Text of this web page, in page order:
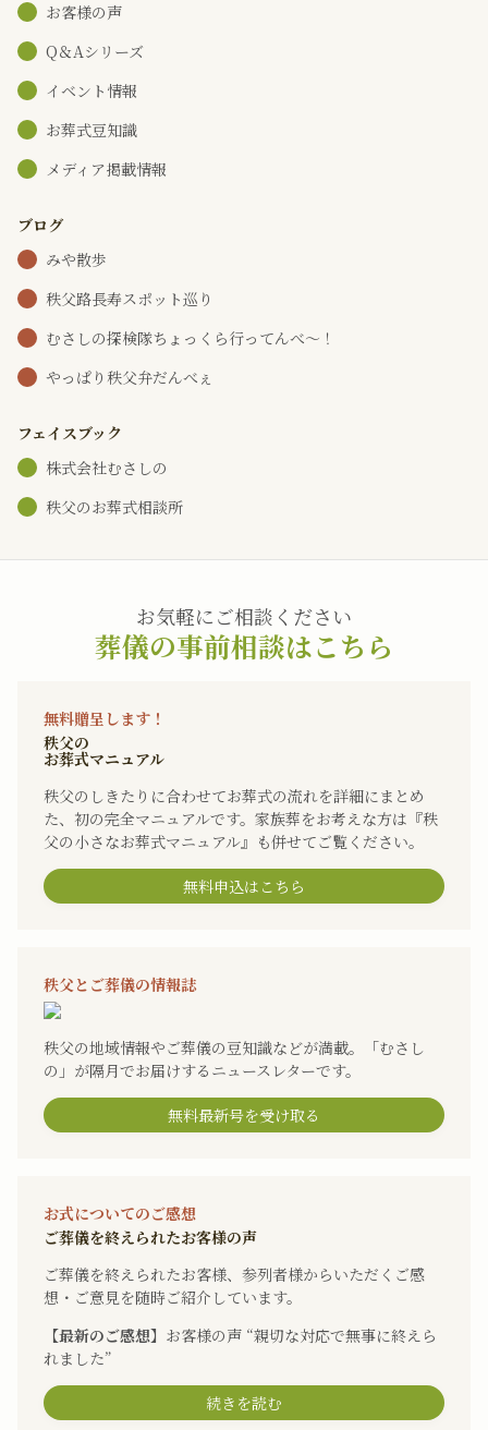
お客様の声
Q＆Aシリーズ
イベント情報
お葬式豆知識
メディア掲載情報
ブログ
みや散歩
秩父路長寿スポット巡り
むさしの探検隊ちょっくら行ってんべ～！
やっぱり秩父弁だんべぇ
フェイスブック
株式会社むさしの
秩父のお葬式相談所
お気軽にご相談ください
葬儀の事前相談はこちら
無料贈呈します！
秩父の
お葬式マニュアル
秩父のしきたりに合わせてお葬式の流れを詳細にまとめ
た、初の完全マニュアルです。家族葬をお考えな方は『秩
父の小さなお葬式マニュアル』も併せてご覧ください。
無料申込はこちら
秩父とご葬儀の情報誌
秩父の地域情報やご葬儀の豆知識などが満載。「むさし
の」が隔月でお届けするニュースレターです。
無料最新号を受け取る
お式についてのご感想
ご葬儀を終えられたお客様の声
ご葬儀を終えられたお客様、参列者様からいただくご感
想・ご意見を随時ご紹介しています。
【最新のご感想】 お客様の声 “親切な対応で無事に終えら
れました”
続きを読む